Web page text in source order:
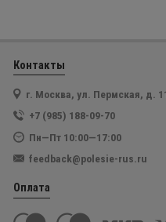
Контакты
г. Москва, ул. Пермская, д.
+7 (985) 188-09-70
Пн—Пт 10:00—17:00
feedback@polesie-rus.ru
Оплата